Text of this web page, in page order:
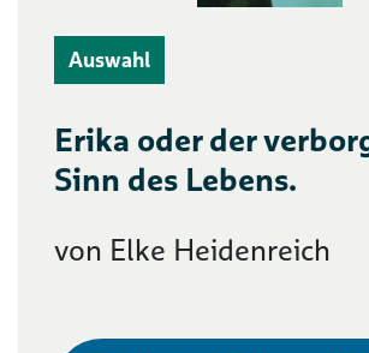
Auswahl
Erika oder der
Sinn des Lebens.
von Elke Heidenreich